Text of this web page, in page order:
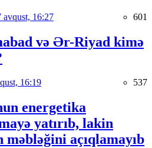
avqust, 16:27 601
və Ər-Riyad kimə
16:19 537
energetika
yatırıb, lakin
məbləğini açıqlamayıb